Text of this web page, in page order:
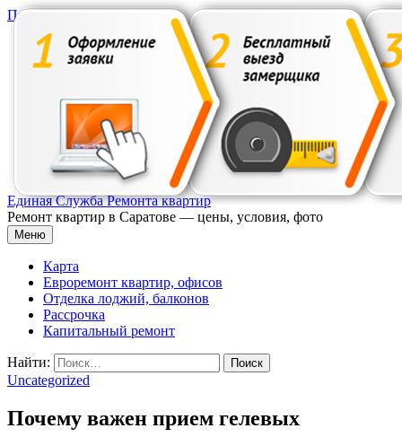
Перейти к содержимому
Единая Служба Ремонта квартир
Ремонт квартир в Саратове — цены, условия, фото
Меню
Карта
Евроремонт квартир, офисов
Отделка лоджий, балконов
Рассрочка
Капитальный ремонт
Найти:
Uncategorized
Почему важен прием гелевых